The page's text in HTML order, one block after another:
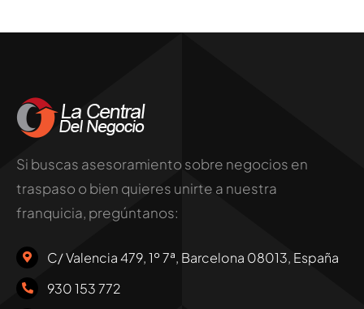
Si buscas asesoramiento sobre negocios en
traspaso o bien quieres unirte a nuestra
franquicia, pregúntanos:
C/ Valencia 479, 1º 7ª, Barcelona 08013, España
930 153 772